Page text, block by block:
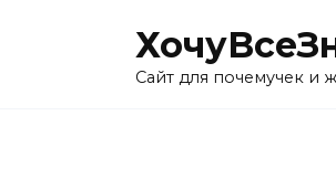
Сайт для почемучек и